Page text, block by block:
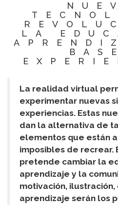
LA
La realidad virtual
experimentar nuevas
experiencias. Estas
dan la alternativa de
elementos que están
imposibles de recrear.
pretende cambiar la
aprendizaje y la
motivación,
aprendizaje serán los